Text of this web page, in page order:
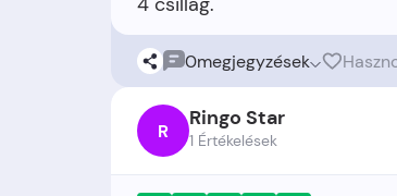
0megjegyzések
R Ringo Star
1 Értékelések